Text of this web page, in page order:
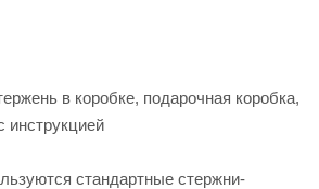
в коробке, подарочная коробка,
инструкцией
стандартные стержни-